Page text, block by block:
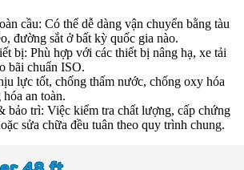
cầu: Có thể dễ dàng vận chuyển bằng tàu
đường sắt ở bất kỳ quốc gia nào.
bị: Phù hợp với các thiết bị nâng hạ, xe tải
bãi chuẩn ISO.
lực tốt, chống thấm nước, chống oxy hóa
an toàn.
bảo trì: Việc kiểm tra chất lượng, cấp chứng
sửa chữa đều tuân theo quy trình chung.